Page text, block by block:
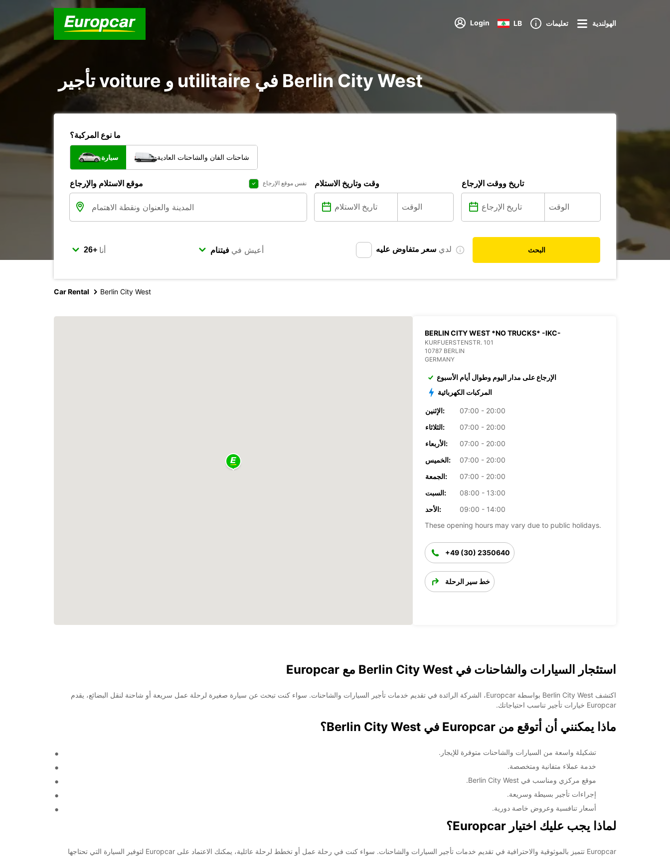
Login LB تعليمات الهولندية
تأجير voiture و utilitaire في Berlin City West
ما نوع المركبة؟
سيارة شاحنات الفان والشاحنات العادية
موقع الاستلام والإرجاع نفس موقع الإرجاع وقت وتاريخ الاستلام تاريخ ووقت الإرجاع
أنا أعيش في لدي سعر متفاوض عليه البحث
Car Rental Berlin City West
BERLIN CITY WEST *NO TRUCKS* -IKC-
KURFUERSTENSTR. 101
10787 BERLIN
GERMANY
الإرجاع على مدار اليوم وطوال أيام الأسبوع
المركبات الكهربائية
الإثنين:
07:00 - 20:00
الثلاثاء:
07:00 - 20:00
الأربعاء:
07:00 - 20:00
الخميس:
07:00 - 20:00
الجمعة:
07:00 - 20:00
السبت:
08:00 - 13:00
الأحد:
09:00 - 14:00
These opening hours may vary due to public holidays.
+49 (30) 2350640
خط سير الرحلة
استئجار السيارات والشاحنات في Berlin City West مع Europcar
اكتشف Berlin City West بواسطة Europcar، الشركة الرائدة في تقديم خدمات تأجير السيارات والشاحنات. سواء كنت تبحث عن سيارة صغيرة لرحلة عمل سريعة أو شاحنة لنقل البضائع، يقدم
Europcar خيارات تأجير تناسب احتياجاتك.
ماذا يمكنني أن أتوقع من Europcar في Berlin City West؟
تشكيلة واسعة من السيارات والشاحنات متوفرة للإيجار.
خدمة عملاء متفانية ومتخصصة.
موقع مركزي ومناسب في Berlin City West.
إجراءات تأجير بسيطة وسريعة.
أسعار تنافسية وعروض خاصة دورية.
لماذا يجب عليك اختيار Europcar؟
Europcar تتميز بالموثوقية والاحترافية في تقديم خدمات تأجير السيارات والشاحنات. سواء كنت في رحلة عمل أو تخطط لرحلة عائلية، يمكنك الاعتماد على Europcar لتوفير السيارة التي تحتاجها